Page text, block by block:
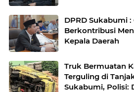
DPRD Sukabumi :
Berkontribusi
Kepala Daerah
Truk Bermuatan
Terguling di
Sukabumi, Polisi: